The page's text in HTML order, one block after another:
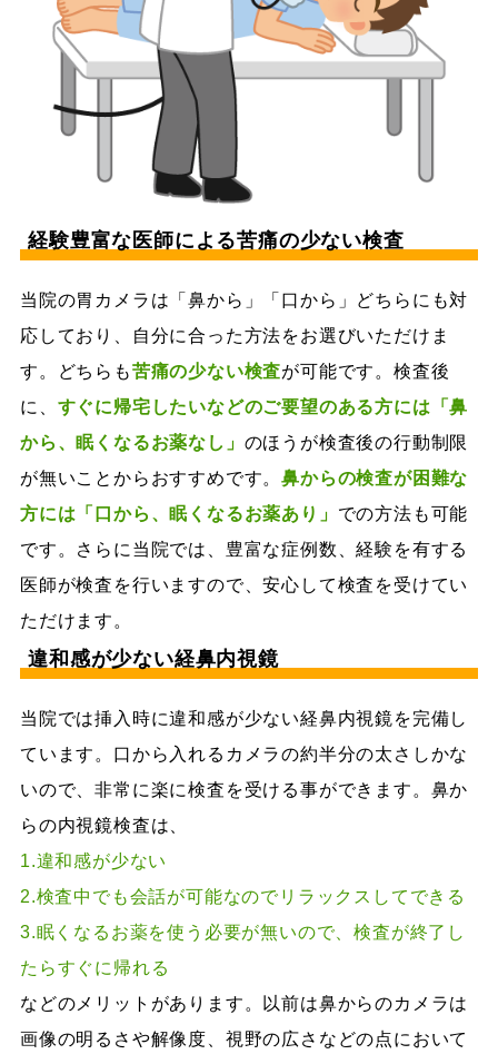
経験豊富な医師による苦痛の少ない検査
当院の胃カメラは「鼻から」「口から」どちらにも対
応しており、自分に合った方法をお選びいただけま
す。どちらも苦痛の少ない検査が可能です。検査後
に、 すぐに帰宅したいなどのご要望のある方には「鼻
から、眠くなるお薬なし」 のほうが検査後の行動制限
が無いことからおすすめです。鼻からの検査が困難な
方には「口から、眠くなるお薬あり」 での方法も可能
です。さらに当院では、豊富な症例数、経験を有する
医師が検査を行いますので、安心して検査を受けてい
ただけます。
違和感が少ない経鼻内視鏡
当院では挿入時に違和感が少ない経鼻内視鏡を完備し
ています。口から入れるカメラの約半分の太さしかな
いので、非常に楽に検査を受ける事ができます。鼻か
らの内視鏡検査は、
1.違和感が少ない
2.検査中でも会話が可能なのでリラックスしてできる
3.眠くなるお薬を使う必要が無いので、検査が終了し
たらすぐに帰れる
などのメリットがあります。以前は鼻からのカメラは
画像の明るさや解像度、視野の広さなどの点において